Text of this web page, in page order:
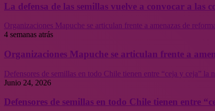
La defensa de las semillas vuelve a convocar a
Organizaciones Mapuche se articulan frente a amenazas de
4 semanas atrás
Organizaciones Mapuche se articulan frente a
Defensores de semillas en todo Chile tienen entre “ceja y ceja” la
Junio 24, 2026
Defensores de semillas en todo Chile tienen entre